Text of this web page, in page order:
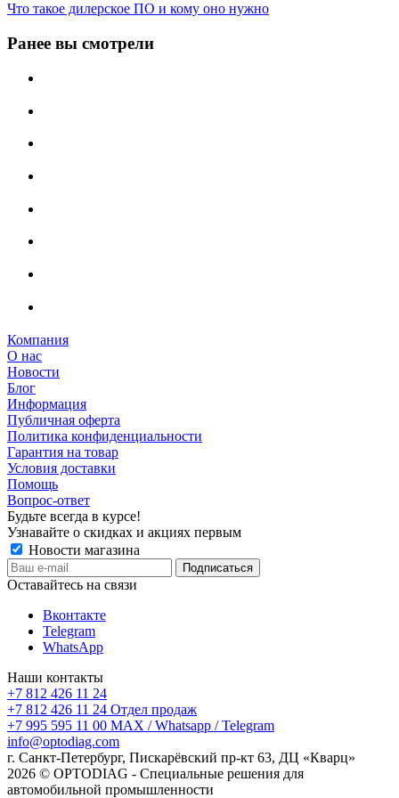
Что такое дилерское ПО и кому оно нужно
Ранее вы смотрели
Компания
О нас
Новости
Блог
Информация
Публичная оферта
Политика конфиденциальности
Гарантия на товар
Условия доставки
Помощь
Вопрос-ответ
Будьте всегда в курсе!
Узнавайте о скидках и акциях первым
Новости магазина
Оставайтесь на связи
Вконтакте
Telegram
WhatsApp
Наши контакты
+7 812 426 11 24
+7 812 426 11 24 Отдел продаж
+7 995 595 11 00 MAX / Whatsapp / Telegram
info@optodiag.com
г. Санкт-Петербург, Пискарёвский пр-кт 63, ДЦ «Кварц»
2026 © OPTODIAG - Специальные решения для
автомобильной промышленности